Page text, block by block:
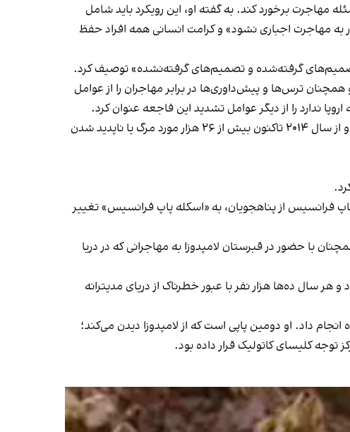
مهاجرت برخورد کند. به گفته او، این رویکرد باید شامل
مهاجرت اجباری نشود» و کرامت انسانی همه افراد حفظ
تصمیم‌های گرفته‌شده و تصمیم‌های گرفته‌نشده» توصیف کرد.
ترس‌ها و پیش‌داوری‌ها در برابر مهاجران را از عوامل
ندارد را از دیگر عوامل تشدید این فاجعه عنوان کرد.
بر بنیاد آمار سازمان بین‌المللی مهاجرت، مسیر مرکزی دریای مدیترانه همچنان مرگبارترین مسیر مهاجرت به اروپا است و از سال ۲۰۱۴ تاکنون بیش از ۲۶ هزار مورد مرگ یا ناپدید شدن
فرانسیس از پناهجویان، به «اسکله پاپ فرانسیس» تغییر
با حضور در قبرستان لامپدوزا به مهاجرانی که در دریا
می‌رود و هر سال ده‌ها هزار نفر با عبور خطرناک از دریای مدیترانه
داد. او دومین پاپی است که از لامپدوزا دیدن می‌کند؛